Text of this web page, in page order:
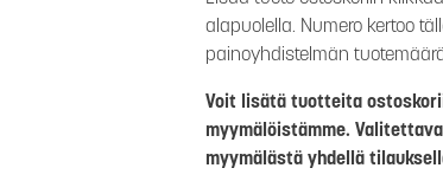
alapuolella. Numero kertoo
painoyhdistelmän
Voit lisätä tuotteita
myymälöistämme.
myymälästä yhdellä